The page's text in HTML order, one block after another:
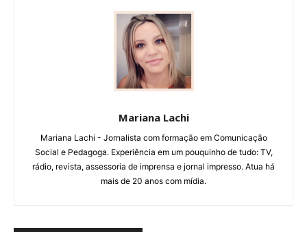
Mariana Lachi
Mariana Lachi - Jornalista com formação em Comunicação
Social e Pedagoga. Experiência em um pouquinho de tudo: TV,
rádio, revista, assessoria de imprensa e jornal impresso. Atua há
mais de 20 anos com mídia.